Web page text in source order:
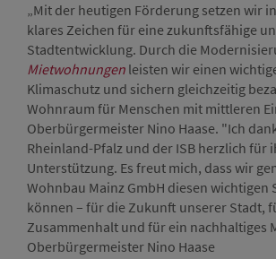
„Mit der heutigen Förderung setzen wir
klares Zeichen für eine zukunftsfähige
Stadtentwicklung. Durch die
Mietwohnungen leisten wir einen
Klimaschutz und sichern gleichzeitig
Wohnraum für Menschen mit mittleren
Oberbürgermeister Nino Haase. "Ich
Rheinland-Pfalz und der ISB herzlich für
Unterstützung. Es freut mich, dass wir
Wohnbau Mainz GmbH diesen wichtigen
können – für die Zukunft unserer Stadt,
Zusammenhalt und für ein nachhaltiges
Oberbürgermeister Nino Haase